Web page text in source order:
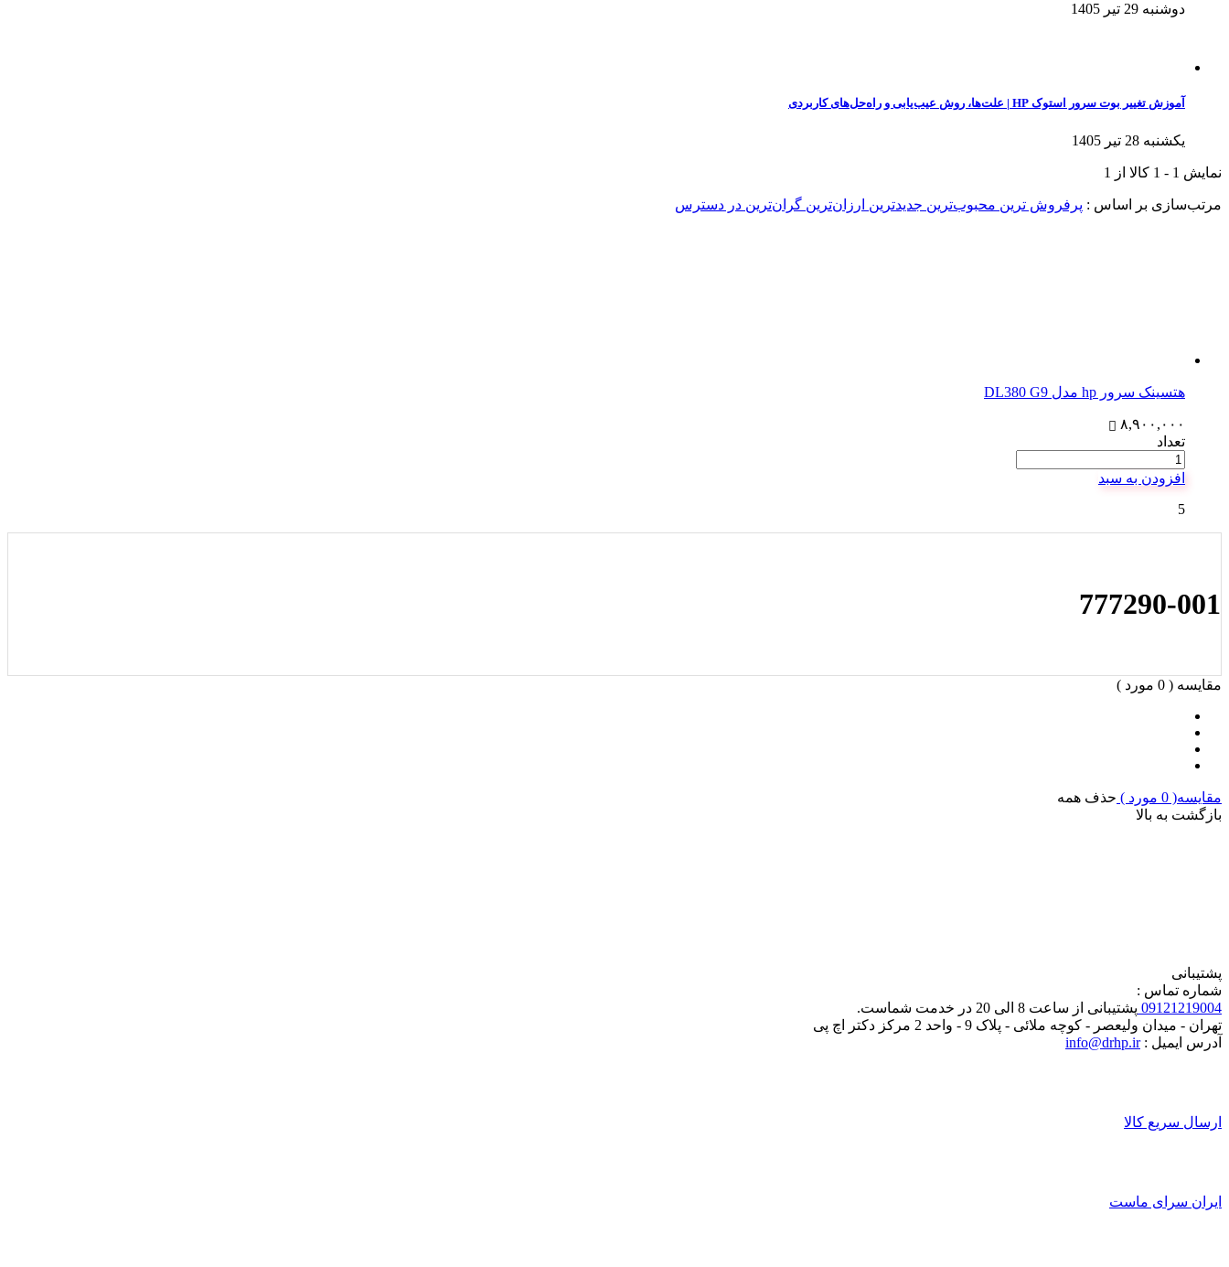
دوشنبه 29 تیر 1405
آموزش تغییر بوت سرور استوک HP | علت‌ها، روش عیب‌یابی و راه‌حل‌های کاربردی
یکشنبه 28 تیر 1405
نمایش 1
-
1 کالا از 1
مرتب‌سازی بر اساس : پرفروش ترین محبوب‌ترین جدیدترین ارزان‌ترین گران‌ترین در دسترس
هتسینک سرور hp مدل DL380 G9
۸,۹۰۰,۰۰۰
تعداد
افزودن به سبد
5
777290-001
مقایسه ( 0 مورد )
مقایسه( 0 مورد ) حذف همه
بازگشت به بالا
پشتیبانی
شماره تماس :
09121219004 پشتیبانی از ساعت 8 الی 20 در خدمت شماست.
تهران - میدان ولیعصر - کوچه ملائی - پلاک 9 - واحد 2 مرکز دکتر اچ پی
آدرس ایمیل : info@drhp.ir
ارسال سریع کالا
ایران سرای ماست